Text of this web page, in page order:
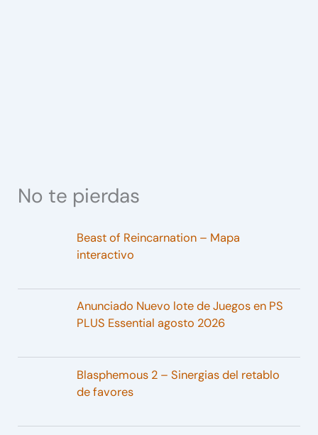
No te pierdas
Beast of Reincarnation – Mapa
interactivo
Anunciado Nuevo lote de Juegos en PS
PLUS Essential agosto 2026
Blasphemous 2 – Sinergias del retablo
de favores